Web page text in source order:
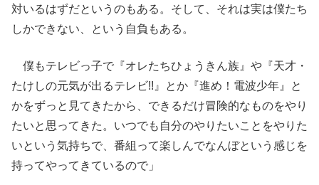
対いるはずだというのもある。そして、それは実は僕たち
しかできない、という自負もある。
僕もテレビっ子で『オレたちひょうきん族』や『天才・
たけしの元気が出るテレビ!!』とか『進め！電波少年』と
かをずっと見てきたから、できるだけ冒険的なものをやり
たいと思ってきた。いつでも自分のやりたいことをやりた
いという気持ちで、番組って楽しんでなんぼという感じを
持ってやってきているので」